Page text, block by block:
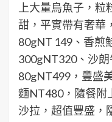
上大量烏魚子，
甜，平實帶有奢華
80gNT 149、香煎
300gNT320、沙
80gNT499，豐盛
麵NT480，隨餐附
沙拉，超值豐盛，